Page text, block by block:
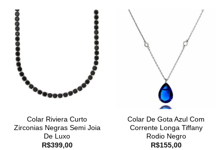
Colar Riviera Curto
Zirconias Negras Semi Joia
De Luxo
R$399,00
Colar De Gota Azul Com
Corrente Longa Tiffany
Rodio Negro
R$155,00